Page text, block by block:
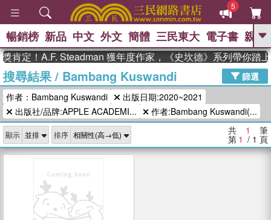
5
GO
熱搜： 東野圭吾 高希均教授回憶錄
、 The Odyssey 、 父親節 、 如果歷
史是一群喵 、 暑期推薦
獎 臺灣漫遊錄 、 方念華 、 台灣的李
登輝時代 、 數學女孩：黎曼猜想 、
偉大的迷走神經
暢銷榜 新品 中文 外文 簡體 三民東大 電子書 親子
肯定！A.F. Steadman 獲年度作家，《史坎德》系列帶你踏
搜尋結果/ Bambang Kuswandi
篩選
作者：Bambang Kuswandi
出版日期:2020~2021
出版社/品牌:APPLE ACADEMI...
作者:Bambang Kuswandi(...
顯示 排序 共 1 筆
第 1 / 1 頁